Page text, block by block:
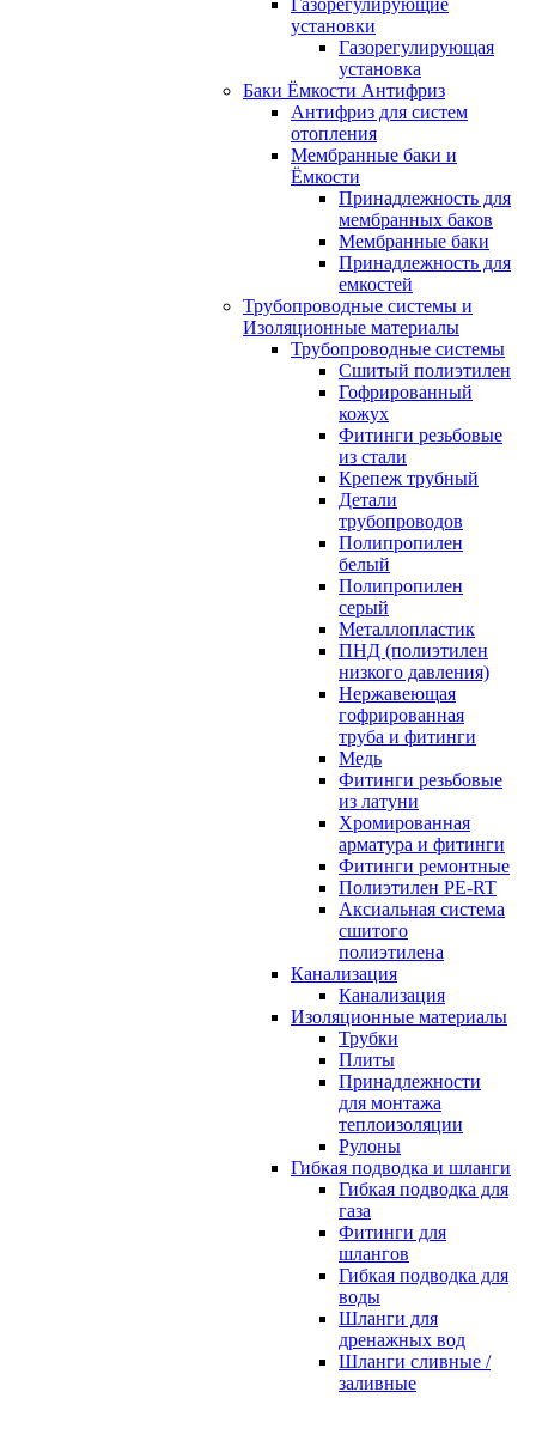
Газорегулирующие
установки
Газорегулирующая
установка
Баки Ёмкости Антифриз
Антифриз для систем
отопления
Мембранные баки и
Ёмкости
Принадлежность для
мембранных баков
Мембранные баки
Принадлежность для
емкостей
Трубопроводные системы и
Изоляционные материалы
Трубопроводные системы
Сшитый полиэтилен
Гофрированный
кожух
Фитинги резьбовые
из стали
Крепеж трубный
Детали
трубопроводов
Полипропилен
белый
Полипропилен
серый
Металлопластик
ПНД (полиэтилен
низкого давления)
Нержавеющая
гофрированная
труба и фитинги
Медь
Фитинги резьбовые
из латуни
Хромированная
арматура и фитинги
Фитинги ремонтные
Полиэтилен PE-RT
Аксиальная система
сшитого
полиэтилена
Канализация
Канализация
Изоляционные материалы
Трубки
Плиты
Принадлежности
для монтажа
теплоизоляции
Рулоны
Гибкая подводка и шланги
Гибкая подводка для
газа
Фитинги для
шлангов
Гибкая подводка для
воды
Шланги для
дренажных вод
Шланги сливные /
заливные